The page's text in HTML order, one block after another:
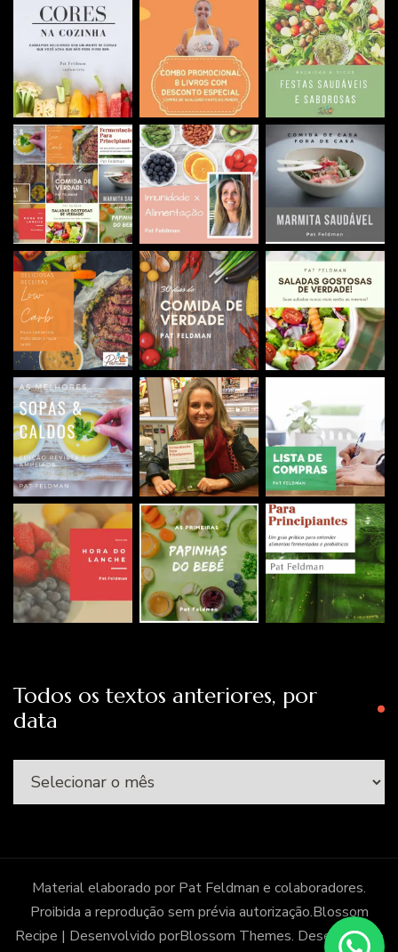
Todos os textos anteriores, por
data
Todos
os
anteriores,
por
data
Material elaborado por Pat Feldman e colaboradores.
Proibida a reprodução sem prévia autorização.Blossom
Recipe | Desenvolvido porBlossom Themes. Desenvolvido